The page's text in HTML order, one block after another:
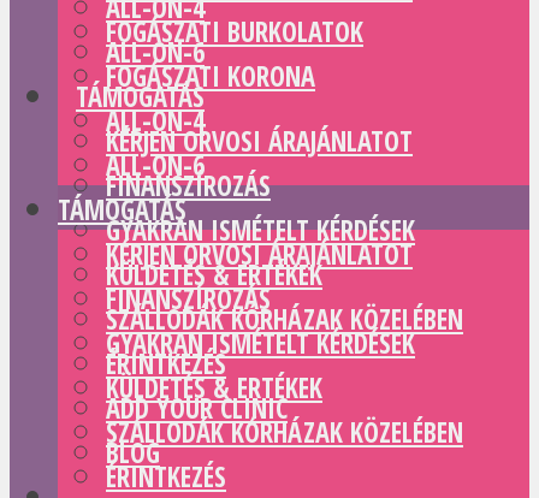
ALL-ON-4
ALL-ON-6
TÁMOGATÁS
KÉRJEN ORVOSI ÁRAJÁNLATOT
FINANSZÍROZÁS
GYAKRAN ISMÉTELT KÉRDÉSEK
KÜLDETÉS & ERTÉKEK
SZÁLLODÁK KÓRHÁZAK KÖZELÉBEN
ÉRINTKEZÉS
ADD YOUR CLINIC
BLOG
FOGÁSZATI BURKOLATOK
FOGÁSZATI KORONA
ALL-ON-4
ALL-ON-6
TÁMOGATÁS
KÉRJEN ORVOSI ÁRAJÁNLATOT
FINANSZÍROZÁS
GYAKRAN ISMÉTELT KÉRDÉSEK
KÜLDETÉS & ERTÉKEK
SZÁLLODÁK KÓRHÁZAK KÖZELÉBEN
ÉRINTKEZÉS